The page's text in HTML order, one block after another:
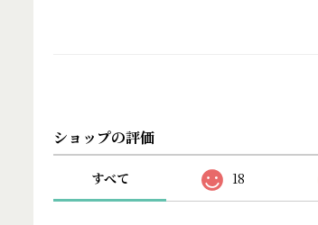
ショップの評価
すべて 18